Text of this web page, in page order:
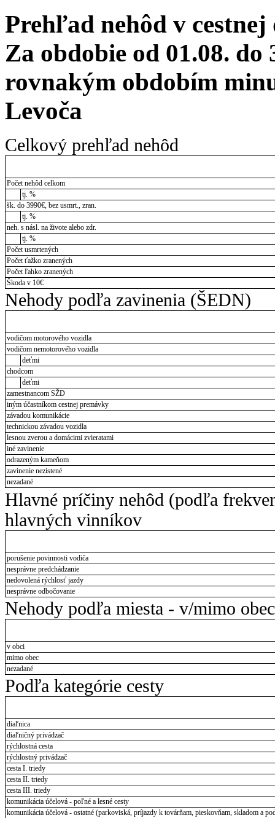
Prehľad nehôd v cestnej
Za obdobie od 01.08. do
rovnakým obdobím
Levoča
Celkový prehľad nehôd
Počet nehôd celkom
tj. %
šk. do 3990€, bez usmrt., zran.
tj. %
neh. s násl. na živote alebo zdr.
tj. %
Počet usmrtených
Počet ťažko zranených
Počet ľahko zranených
Škoda v 10€
Nehody podľa zavinenia (ŠEDN)
vodičom motorového vozidla
vodičom nemotorového vozidla
deťmi
chodcom
deťmi
zamestnancom SŽD
iným účastníkom cestnej premávky
závadou komunikácie
technickou závadou vozidla
lesnou zverou a domácimi zvieratami
iné zavinenie
odrazeným kameňom
zavinenie nezistené
nezadané
Hlavné príčiny nehôd (podľa
hlavných vinníkov
porušenie povinnosti vodiča
nesprávne predchádzanie
nedovolená rýchlosť jazdy
nesprávne odbočovanie
Nehody podľa miesta - v/mimo obec
v obci
mimo obec
nezadané
Podľa kategórie cesty
diaľnica
diaľničný privádzač
rýchlostná cesta
rýchlostný privádzač
cesta I. triedy
cesta II. triedy
cesta III. triedy
komunikácia účelová - poľné a lesné cesty
komunikácia účelová - ostatné (parkoviská, príjazdy k továrňam, pieskovňam, skladom a